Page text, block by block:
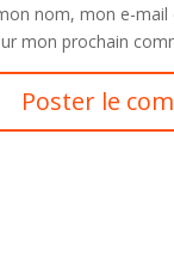
nom, mon e-
mon prochain